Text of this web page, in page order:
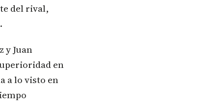
del rival,
y Juan
en
a lo visto en